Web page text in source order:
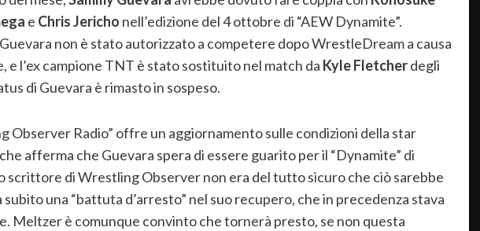
e Chris Jericho nell’edizione del 4 ottobre di “AEW Dynamite”.
non è stato autorizzato a competere dopo WrestleDream a causa
e l’ex campione TNT è stato sostituito nel match da Kyle Fletcherdegli
di Guevara è rimasto in sospeso.
Observer Radio” offre un aggiornamento sulle condizioni della star
afferma che Guevara spera di essere guarito per il “Dynamite” di
scrittore di Wrestling Observer non era del tutto sicuro che ciò sarebbe
una “battuta d’arresto” nel suo recupero, che in precedenza stava
Meltzer è comunque convinto che tornerà presto, se non questa